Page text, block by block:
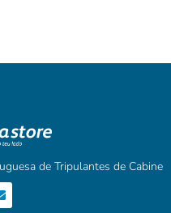
de Tripulantes de Cabine